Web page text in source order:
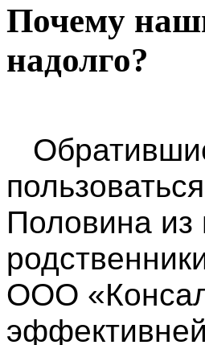
Почему
надолго?
Половина из
ООО «